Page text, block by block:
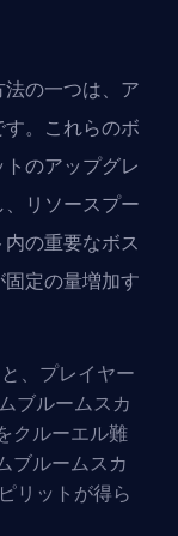
の一つは、ア
。これらのボ
のアップグレ
リソースプー
の重要なボス
定の量増加す
、プレイヤー
ブルームスカ
クルーエル難
ブルームスカ
リットが得ら